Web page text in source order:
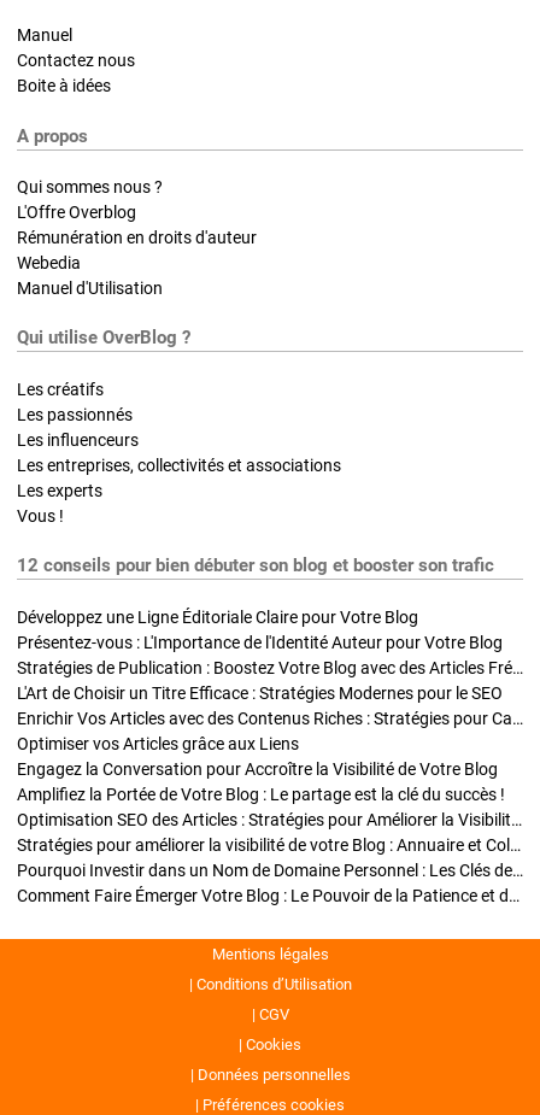
Manuel
Contactez nous
Boite à idées
A propos
Qui sommes nous ?
L'Offre Overblog
Rémunération en droits d'auteur
Webedia
Manuel d'Utilisation
Qui utilise OverBlog ?
Les créatifs
Les passionnés
Les influenceurs
Les entreprises, collectivités et associations
Les experts
Vous !
12 conseils pour bien débuter son blog et booster son trafic
Développez une Ligne Éditoriale Claire pour Votre Blog
Présentez-vous : L'Importance de l'Identité Auteur pour Votre Blog
Stratégies de Publication : Boostez Votre Blog avec des Articles Fréquents et Exclusifs
L'Art de Choisir un Titre Efficace : Stratégies Modernes pour le SEO
Enrichir Vos Articles avec des Contenus Riches : Stratégies pour Captiver et Optimiser
Optimiser vos Articles grâce aux Liens
Engagez la Conversation pour Accroître la Visibilité de Votre Blog
Amplifiez la Portée de Votre Blog : Le partage est la clé du succès !
Optimisation SEO des Articles : Stratégies pour Améliorer la Visibilité de Votre Blog
Stratégies pour améliorer la visibilité de votre Blog : Annuaire et Collaborations
Pourquoi Investir dans un Nom de Domaine Personnel : Les Clés de la Réussite de Votre Blog
Comment Faire Émerger Votre Blog : Le Pouvoir de la Patience et de la Persévérance
Mentions légales
Conditions d’Utilisation
CGV
Cookies
Données personnelles
Préférences cookies